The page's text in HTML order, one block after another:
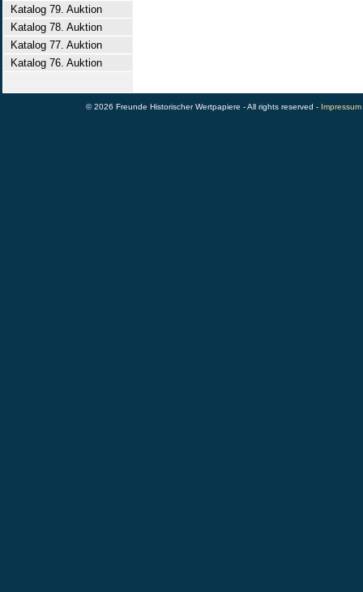
Katalog 79. Auktion
Katalog 78. Auktion
Katalog 77. Auktion
Katalog 76. Auktion
© 2026 Freunde Historischer Wertpapiere - All rights reserved - Impressum